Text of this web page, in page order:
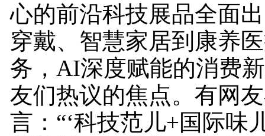
心的前沿科技展品全面
穿戴、智慧家居到康养
务，AI深度赋能的消费
友们热议的焦点。有网
言：“‘科技范儿+国际味